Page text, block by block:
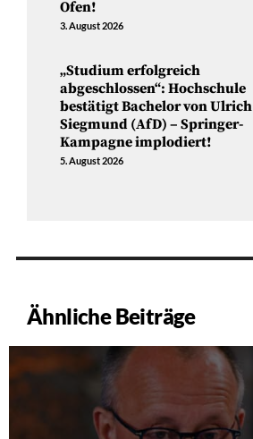
Ofen!
3. August 2026
„Studium erfolgreich
abgeschlossen“: Hochschule
bestätigt Bachelor von Ulrich
Siegmund (AfD) – Springer-
Kampagne implodiert!
5. August 2026
Ähnliche Beiträge